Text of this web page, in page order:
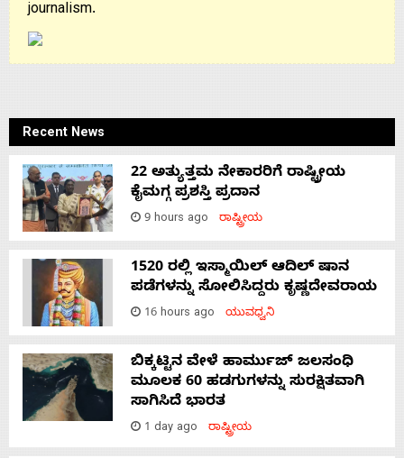
journalism.
Recent News
22 ಅತ್ಯುತ್ತಮ ನೇಕಾರರಿಗೆ ರಾಷ್ಟ್ರೀಯ
ಕೈಮಗ್ಗ ಪ್ರಶಸ್ತಿ ಪ್ರದಾನ
9 hours ago ರಾಷ್ಟ್ರೀಯ
1520 ರಲ್ಲಿ ಇಸ್ಮಾಯಿಲ್ ಆದಿಲ್ ಷಾನ
ಪಡೆಗಳನ್ನು ಸೋಲಿಸಿದ್ದರು ಕೃಷ್ಣದೇವರಾಯ
16 hours ago ಯುವಧ್ವನಿ
ಬಿಕ್ಕಟ್ಟಿನ ವೇಳೆ ಹಾರ್ಮುಜ್ ಜಲಸಂಧಿ
ಮೂಲಕ 60 ಹಡಗುಗಳನ್ನು ಸುರಕ್ಷಿತವಾಗಿ
ಸಾಗಿಸಿದೆ ಭಾರತ
1 day ago ರಾಷ್ಟ್ರೀಯ